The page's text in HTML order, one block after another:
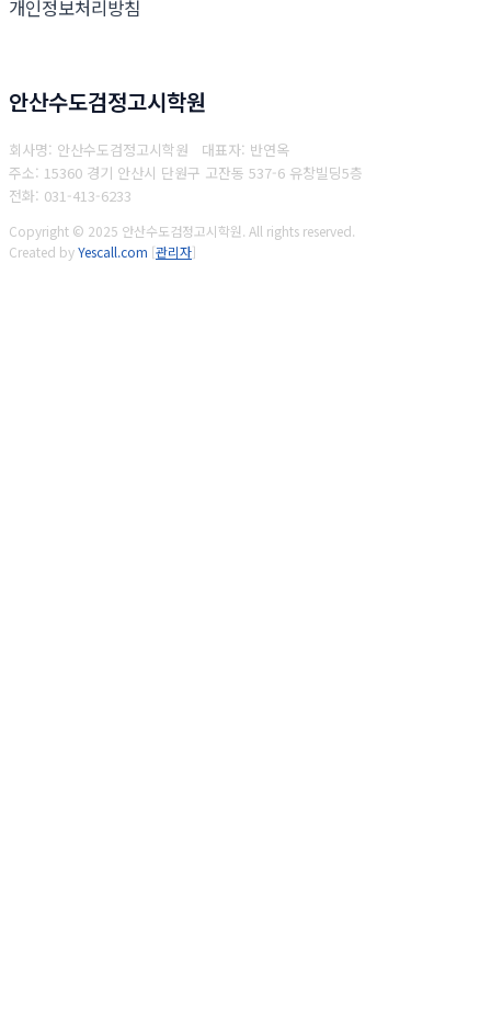
개인정보처리방침
안산수도검정고시학원
회사명: 안산수도검정고시학원 대표자: 반연옥
주소: 15360 경기 안산시 단원구 고잔동 537-6 유창빌딩5층
전화: 031-413-6233
Copyright © 2025 안산수도검정고시학원. All rights reserved.
Created byYescall.com [관리자]